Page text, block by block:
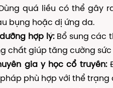
quá liều có thể gây
bụng hoặc dị ứng da.
hợp lý:Bổ sung các
chất giúp tăng cường sức
gia y học cổ truyền:
phù hợp với thể trạng